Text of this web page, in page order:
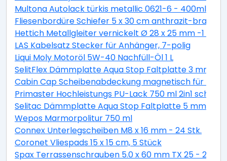
Multona Autolack türkis metallic 0621-6 - 400ml
Fliesenbordüre Schiefer 5 x 30 cm anthrazit-braun
Hettich Metallgleiter vernickelt Ø 28 x 25 mm -1
LAS Kabelsatz Stecker für Anhänger, 7-polig
Liqui Moly Motoröl 5W-40 Nachfüll-Öl 1 L
SelitFlex Dämmplatte Aqua Stop Faltplatte 3 mm
Cabin Cap Scheibenabdeckung magnetisch für
Primaster Hochleistungs PU-Lack 750 ml 2in1
Selitac Dämmplatte Aqua Stop Faltplatte 5 mm
Wepos Marmorpolitur 750 ml
Connex Unterlegscheiben M8 x 16 mm - 24 Stk.
Coronet Vliespads 15 x 15 cm, 5 Stück
Spax Terrassenschrauben 5.0 x 60 mm TX 25 - 200